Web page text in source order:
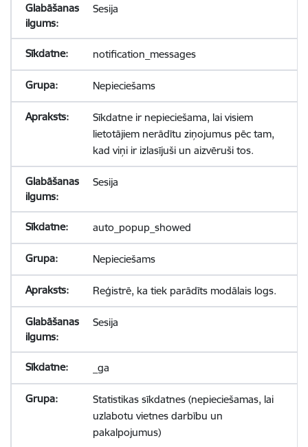
Sesija
notification_messages
Nepieciešams
Sīkdatne ir nepieciešama, lai visiem
lietotājiem nerādītu ziņojumus pēc tam,
kad viņi ir izlasījuši un aizvēruši tos.
Sesija
auto_popup_showed
Nepieciešams
Reģistrē, ka tiek parādīts modālais logs.
Sesija
_ga
Statistikas sīkdatnes (nepieciešamas, lai
uzlabotu vietnes darbību un
pakalpojumus)